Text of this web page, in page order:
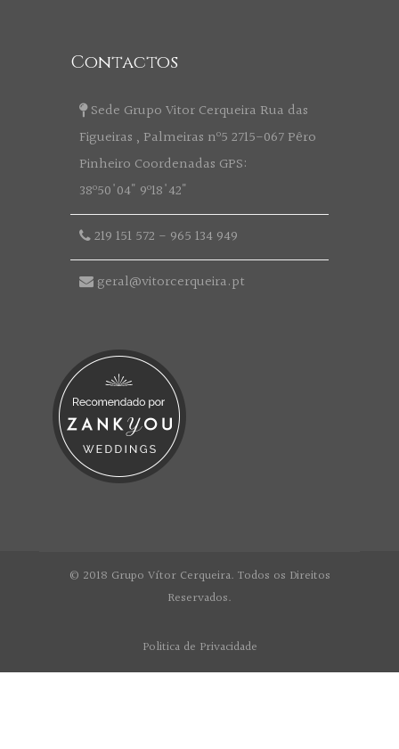
Contactos
Sede Grupo Vitor Cerqueira Rua das
Figueiras , Palmeiras nº5 2715-067 Pêro
Pinheiro Coordenadas GPS:
38º50'04" 9º18'42"
219 151 572 - 965 134 949
geral@vitorcerqueira.pt
© 2018 Grupo Vítor Cerqueira. Todos os Direitos
Reservados.
Politica de Privacidade